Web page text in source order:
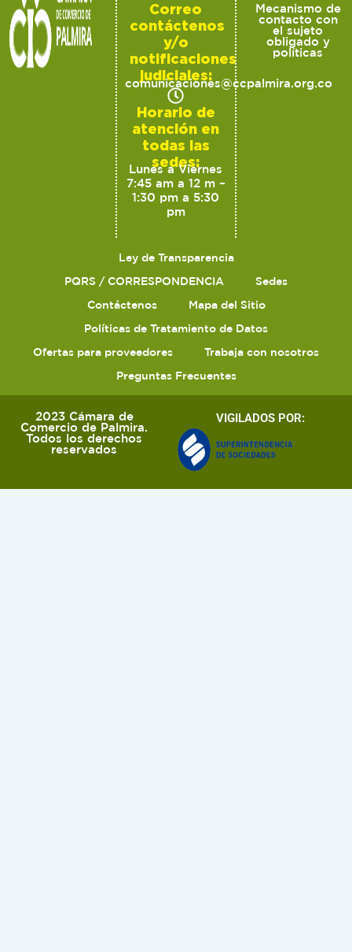
Correo
contáctenos
y/o
notificaciones
judiciales:
comunicaciones@ccpalmira.org.co
Horario de
atención en
todas las
sedes:
Lunes a Viernes
7:45 am a 12 m –
1:30 pm a 5:30
pm
Mecanismo de
contacto con
el sujeto
obligado y
políticas
Ley de Transparencia
PQRS / CORRESPONDENCIA
Sedes
Contáctenos
Mapa del Sitio
Políticas de Tratamiento de Datos
Ofertas para proveedores
Trabaja con nosotros
Preguntas Frecuentes
2023 Cámara de
Comercio de Palmira.
Todos los derechos
reservados
VIGILADOS POR: